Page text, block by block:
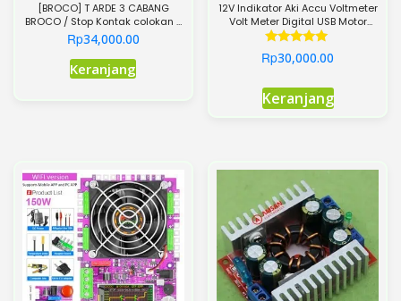
[BROCO] T ARDE 3 CABANG
BROCO / Stop Kontak colokan T
BROCO cabang 3
Rp34,000.00
Keranjang
12V Indikator Aki Accu Voltmeter
Volt Meter Digital USB Motor
Mobil
Dinilai
5.00
Rp30,000.00
Keranjang